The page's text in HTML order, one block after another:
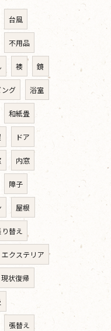
台風
不用品
襖 鏡
ング 浴室
和紙畳
ドア
内窓
障子
屋根
替え
エクステリア
現状復帰
張替え